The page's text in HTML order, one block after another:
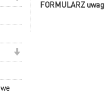
FORMULARZ uwag